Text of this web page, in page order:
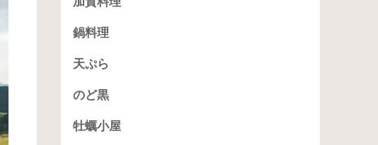
鍋料理
天ぷら
のど黒
牡蠣小屋